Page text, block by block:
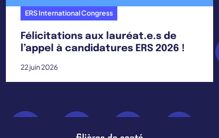
ERS International Congress
Félicitations aux lauréat.e.s de
l’appel à candidatures ERS 2026 !
22 juin 2026